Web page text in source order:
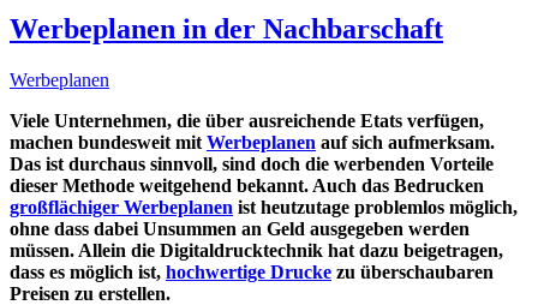
Werbeplanen in der Nachbarschaft
Werbeplanen
Viele Unternehmen, die über ausreichende Etats verfügen,
machen bundesweit mit Werbeplanen auf sich aufmerksam.
Das ist durchaus sinnvoll, sind doch die werbenden Vorteile
dieser Methode weitgehend bekannt. Auch das Bedrucken
großflächiger Werbeplanen ist heutzutage problemlos möglich,
ohne dass dabei Unsummen an Geld ausgegeben werden
müssen. Allein die Digitaldrucktechnik hat dazu beigetragen,
dass es möglich ist, hochwertige Drucke zu überschaubaren
Preisen zu erstellen.